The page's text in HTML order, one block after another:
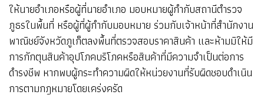
ให้นายอำเภอหรือผู้ที่นายอำเภอ มอบหมายผู้กำกับสถานีตำรวจ
ภูธรในพื้นที่ หรือผู้ที่ผู้กำกับมอบหมาย ร่วมกับเจ้าหน้าที่สำนักงาน
พาณิชย์จังหวัดภูเก็ตลงพื้นที่ตรวจสอบราคาสินค้า และห้ามมิให้มี
การกักตุนสินค้าอุปโภคบริโภคหรือสินค้าที่มีความจำเป็นต่อการ
ดำรงชีพ หากพบผู้กระทำความผิดให้หน่วยงานที่รับผิดชอบดำเนิน
การตามกฎหมายโดยเคร่งครัด